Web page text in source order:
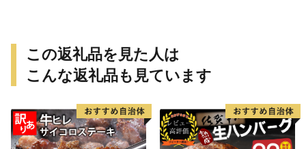
せ
この返礼品を見た人は
こんな返礼品も見ています